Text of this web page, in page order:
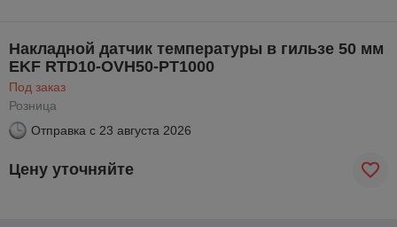
Накладной датчик температуры в гильзе 50 мм
EKF RTD10-OVH50-PT1000
Под заказ
Розница
Отправка с 23 августа 2026
Цену уточняйте